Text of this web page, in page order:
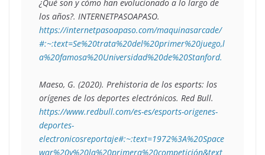
¿Qué son y cómo han evolucionado a lo largo de
los años?
https://internetpasoapaso.com/maquinasarcade/
#:~:text=Se%20trata%20del%20primer%20juego,l
a%20famosa%20Universidad%20de%20Stanford.
Maeso, G. (2020). Prehistoria de los esports: los
orígenes de los deportes electrónicos
https://www.redbull.com/es-es/esports-origenes-
deportes-
electronicosreportaje#:~:text=1972%3A%20Space
war%20y%20la%20primera%20competición&text